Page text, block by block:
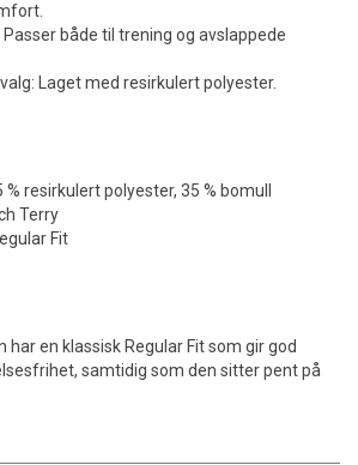
både til trening og avslappede
Laget med resirkulert polyester.
% resirkulert polyester, 35 % bomull
Terry
Fit
har en klassisk Regular Fit som gir god
samtidig som den sitter pent på